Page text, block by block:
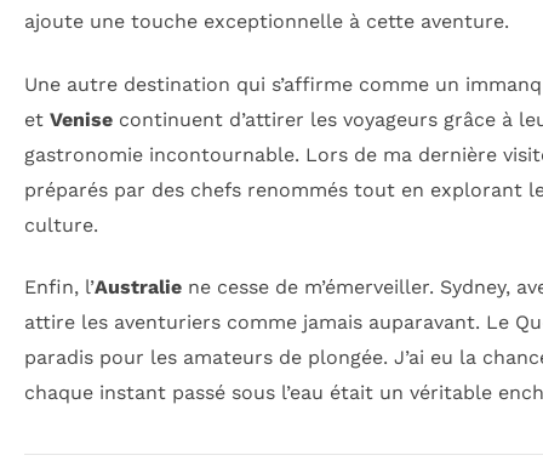
ajoute une touche exceptionnelle à cette aventure.
Une autre destination qui s’affirme comme un
et Venise continuent d’attirer les voyageurs grâce à
gastronomie incontournable. Lors de ma dernière
préparés par des chefs renommés tout en explorant
culture.
Enfin, l’Australie ne cesse de m’émerveiller. Sydney,
attire les aventuriers comme jamais auparavant. Le
paradis pour les amateurs de plongée. J’ai eu la
chaque instant passé sous l’eau était un véritable